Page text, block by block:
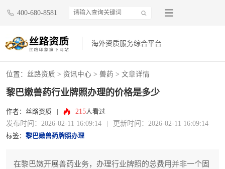
400-680-8581
海外资质服务综合平台
位置： 丝路资质 > 资讯中心 > 兽药 > 文章详情
黎巴嫩兽药行业牌照办理的价格是多少
作者：丝路资质 215人看过
发布时间：2026-02-11 16:09:14 更新时间：2026-02-11 16:09:14
标签： 黎巴嫩兽药牌照办理
在黎巴嫩开展兽药业务，办理行业牌照的总费用并非一个固